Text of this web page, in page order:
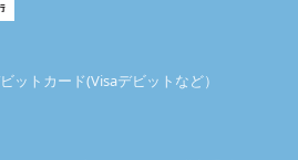
ットカード(Visaデビットなど）